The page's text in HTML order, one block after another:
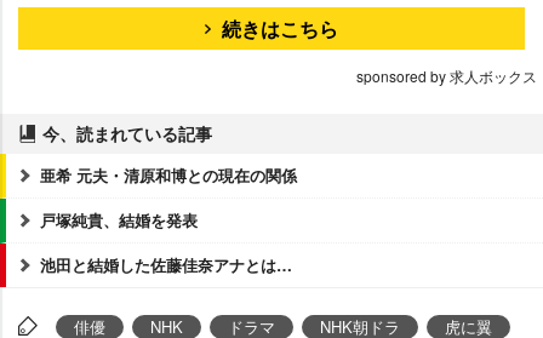
続きはこちら
sponsored by 求人ボックス
今、読まれている記事
亜希 元夫・清原和博との現在の関係
戸塚純貴、結婚を発表
池田と結婚した佐藤佳奈アナとは…
俳優 NHK ドラマ NHK朝ドラ 虎に翼